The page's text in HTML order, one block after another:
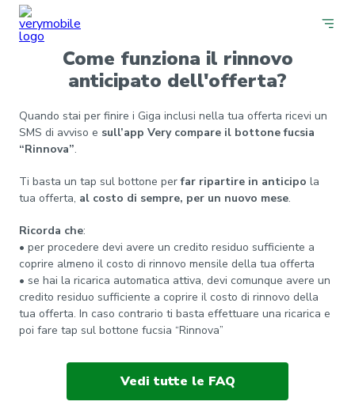
Come funziona il rinnovo
anticipato dell'offerta?
Quando stai per finire i Giga inclusi nella tua offerta ricevi un
SMS di avviso e sull’app Very compare il bottone fucsia
“Rinnova”.
Ti basta un tap sul bottone perfar ripartire in anticipo la
tua offerta, al costo di sempre, per un nuovo mese.
Ricorda che:
• per procedere devi avere un credito residuo sufficiente a
coprire almeno il costo di rinnovo mensile della tua offerta
• se hai la ricarica automatica attiva, devi comunque avere un
credito residuo sufficiente a coprire il costo di rinnovo della
tua offerta. In caso contrario ti basta effettuare una ricarica e
poi fare tap sul bottone fucsia “Rinnova”
Vedi tutte le FAQ